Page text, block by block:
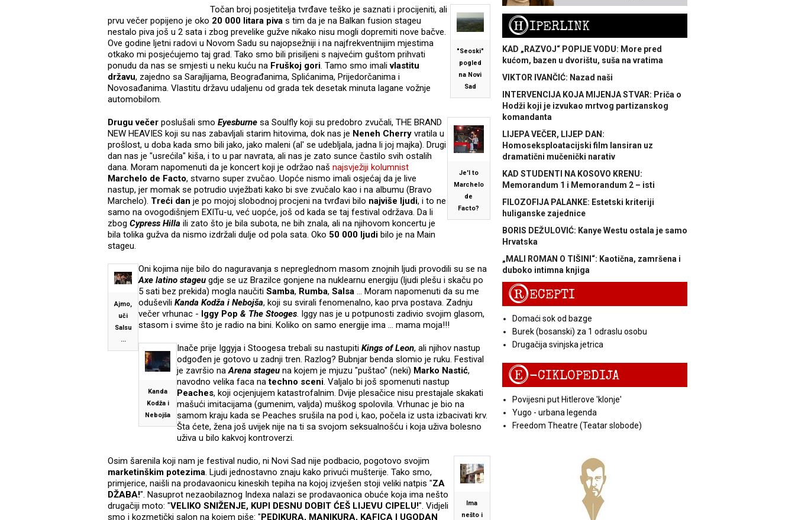
"Seoski"
pogled
na Novi
Sad
Točan broj posjetitelja tvrđave teško je saznati i procijeniti, ali
prvu večer popijeno je oko 20 000 litara piva s tim da je na Balkan fusion stageu
nestalo piva još u 2 sata i zbog prevelike gužve nikako nisu mogli dopremiti nove bačve.
Ove godine ljetni radovi u Novom Sadu su najopsežniji i na najfrekventnijim mjestima
otkako mi posjećujemo taj grad. Tako smo bili prisiljeni s najvećim guštom prihvati
ponudu da nas se smjesti u neku kuću na Fruškoj gori. Tamo smo imalivlastitu
državu, zajedno sa Sarajlijama, Beograđanima, Splićanima, Prijedorčanima i
Novosađanima. Vlastitu državu udaljenu od grada tek desetak minuta lagane vožnje
automobilom.
Je'l to
Marchelo
de
Facto?
Drugu večer poslušali smo Eyesburne sa Soulfly koji su predobro zvučali, THE BRAND
NEW HEAVIES koji su nas zabavljali starim hitovima, dok nas je Neneh Cherry vratila u
prošlost, u doba kada smo bili jako, jako maleni (al' se udebljala, jadna li joj majka). Drugi
dan nas je "usrećila" kiša, i to u par navrata, ali nas je zato sunce častilo svih ostalih
dana. Moram napomenuti da je koncert koji je održao naš najsvježiji kolumnist
Marchelo de Facto, stvarno super zvučao. Uopće nismo imali osjećaj da je live
nastup, jer momak se potrudio uvježbati kako bi sve zvučalo kao i na albumu (Bravo
Marchelo). Treći dan je po mojoj slobodnoj procjeni na tvrđavi bilo najviše ljudi, i to ne
samo na ovogodišnjem EXITu-u, već uopće, još od kada se taj festival održava. Da li
zbog Cypress Hilla ili zato što je bila subota, ne bih znala, ali na njihovom koncertu je
bila tolika gužva da nismo izdržali dulje od pola sata. Oko 50 000 ljudi bilo je na Main
stageu.
Ajmo,
uči
Salsu
...
Oni kojima nije bilo do naguravanja s nepreglednom masom znojnih ljudi provodili su se na
Axe latino stageu gdje se uz Brazilce gonjene na nuklearnu energiju (ljudi plešu i skaču po
5 sati bez prekida) mogla naučiti Samba, Rumba, Salsa ... Moram napomenuti da su me
oduševili Kanda Kodža i Nebojša, koji su svirali fenomenalno, kao prva postava. Zadnju
večer vrhunac - Iggy Pop & The Stooges. Iggy nas je u potpunosti zadivio svojim glasom,
stasom i svime što je radio na bini. Koliko on samo energije ima ... mama moja!!!
Kanda
Kodža i
Nebojša
Inače prije Iggyja i Stoogesa trebali su nastupiti Kings of Leon, ali njihov nastup
odgođen je gotovo u zadnji tren. Razlog? Bubnjar benda slomio je ruku. Festival
je završio naArena stageu na kojem je mjuzu "puštao" (neki) Marko Nastić,
navodno velika faca natechno sceni. Valjalo bi još spomenuti nastup
Peaches, koji ocjenjujem katastrofalnim. Dvije plesačice nisu prestajale skakati
mašući imitacijama (gumenim, valjda) muškog spolovila. Vrhunac je bio na
samom kraju kada se Peaches srušila na pod i, kao, počela iz usta izbacivati krv.
Šta ćete, žena još uvijek nije na ti sa svojom seksualnošću i koja uživa bolesno
uživa u bilo kakvoj kontroverzi.
Ima
nešto i
Osim šarenila koji nam je festival nudio, ni Novi Sad nije podbacio, pogotovo svojim
marketinškim potezima. Ljudi jednostavno znaju kako privući mušterije. Tako smo,
primjerice, naišli na prodavaonicu kineskih tepiha na kojoj izvješen stoji veliki natpis "ZA
DŽABA!". Nasuprot nezaobilaznog Indexa nalazi se prodavaonica obuće koja ima nešto
drugačiji moto: "VELIKO SNIŽENJE, KUPI DESNU DOBIT ĆEŠ LIJEVU CIPELU!". Vidjeli
smo i kozmetički salon na kojem piše: "PEDIKURA, MANIKURA, KAFICA I UGODAN
HIPERLINK
KAD „RAZVOJ“ POPIJE VODU: More pred
kućom, bazen u dvorištu, suša na vratima
VIKTOR IVANČIĆ: Nazad naši
INTERVENCIJA KOJA MIJENJA STVAR: Priča o
Hodži koji je izvukao mrtvog partizanskog
komandanta
LIJEPA VEČER, LIJEP DAN:
Homoseksploatacijski film lansiran uz
dramatični mučenički narativ
KAD STUDENTI NA KOSOVO KRENU:
Memorandum 1 i Memorandum 2 – isti
FILOZOFIJA PALANKE: Estetski kriteriji
huliganske zajednice
BORIS DEŽULOVIĆ: Kanye Westu ostala je samo
Hrvatska
„MALI ROMAN O TIŠINI“: Kaotična, zamršena i
duboko intimna knjiga
RECEPTI
Domaći sok od bazge
Burek (bosanski) za 1 odraslu osobu
Drugačija svinjska jetrica
E-CIKLOPEDIJA
Povijesni put Hitlerove 'klonje'
Yugo - urbana legenda
Freedom Theatre (Teatar slobode)